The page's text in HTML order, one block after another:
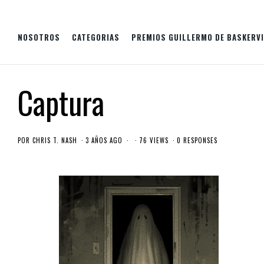
NOSOTROS CATEGORIAS PREMIOS GUILLERMO DE
Captura
POR CHRIS T. NASH 3 AÑOS AGO 76 VIEWS 0 RESPONSES